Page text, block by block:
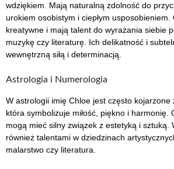
wdziękiem. Mają naturalną zdolność do
urokiem osobistym i ciepłym
kreatywne i mają talent do wyrażania siebie
muzykę czy literaturę. Ich delikatność i
wewnętrzną siłą i determinacją.
Astrologia i Numerologia
W astrologii imię Chloe jest często kojarzone
która symbolizuje miłość, piękno i harmonię.
mogą mieć silny związek z estetyką i sztuką.
również talentami w dziedzinach
malarstwo czy literatura.